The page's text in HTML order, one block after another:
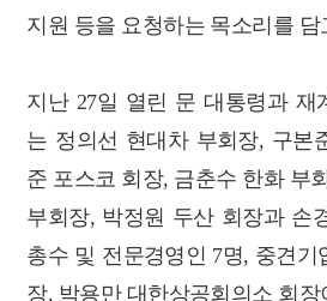
지원 등을 요청하는 목소리를 담
지난 27일 열린 문 대통령과 재
는 정의선 현대차 부회장, 구본
준 포스코 회장, 금춘수 한화 부
부회장, 박정원 두산 회장과 손
총수 및 전문경영인 7명, 중견
장, 박용만 대한상공회의소 회장